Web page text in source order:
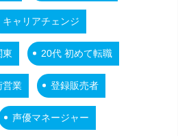
キャリアチェンジ
東 20代 初めて転職
営業 登録販売者
声優マネージャー